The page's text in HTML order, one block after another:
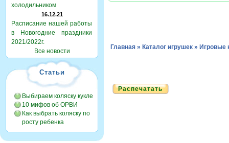
холодильником
16.12.21
Расписание нашей работы
в Новогодние праздники
2021/2022г.
Все новости
Статьи
Выбираем коляску кукле
10 мифов об ОРВИ
Как выбрать коляску по
росту ребенка
Главная » Каталог игрушек » Игровые
Распечатать